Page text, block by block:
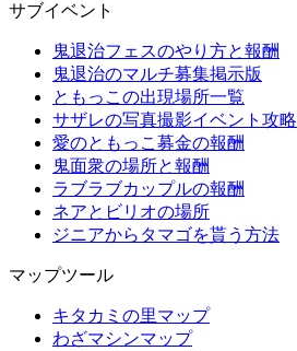
サブイベント
鬼退治フェスのやり方と報酬
鬼退治のマルチ募集掲示版
ともっこの出現場所一覧
サザレの写真撮影イベント攻略
愛のともっこ募金の報酬
鬼面衆の場所と報酬
ラブラブカップルの報酬
ネアとビリオの場所
ジニアからタマゴを貰う方法
マップツール
キタカミの里マップ
わざマシンマップ